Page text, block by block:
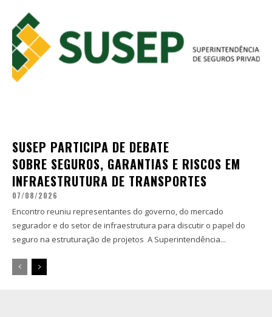
SUSEP PARTICIPA DE DEBATE
SOBRE SEGUROS, GARANTIAS E RISCOS EM
INFRAESTRUTURA DE TRANSPORTES
07/08/2026
Encontro reuniu representantes do governo, do mercado
segurador e do setor de infraestrutura para discutir o papel do
seguro na estruturação de projetos A Superintendência...